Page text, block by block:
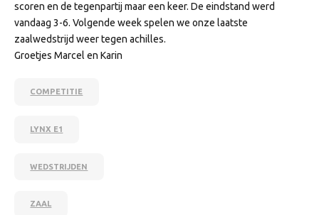
scoren en de tegenpartij maar een keer. De eindstand werd
vandaag 3-6. Volgende week spelen we onze laatste
zaalwedstrijd weer tegen achilles.
Groetjes Marcel en Karin
COMPETITIE
LYNX E1
WEDSTRIJDEN
ZAAL